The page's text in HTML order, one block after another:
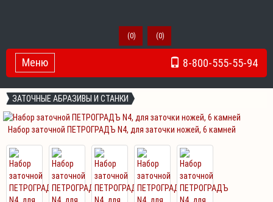
(0) (0)
8-800-555-55-94
Toggle Navigation
Меню
ЗАТОЧНЫЕ АБРАЗИВЫ И СТАНКИ
Набор заточной ПЕТРОГРАДЪ N4, для заточки ножей, 6 камней